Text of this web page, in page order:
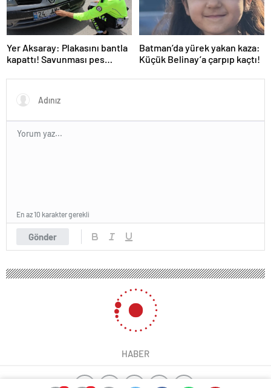
Yer Aksaray: Plakasını bantla
kapattı! Savunması pes
Batman’da yürek yakan kaza:
Küçük Belinay’a çarpıp kaçtı!
Gönder
En az 10 karakter gerekli
HABER